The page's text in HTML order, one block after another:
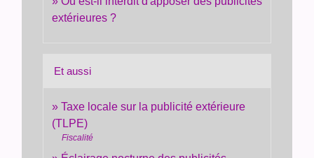
extérieures ?
Et aussi
Taxe locale sur la publicité extérieure
(TLPE)
Fiscalité